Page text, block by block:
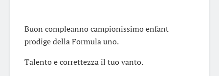
Buon compleanno campionissimo enfant
prodige della Formula uno.
Talento e correttezza il tuo vanto.